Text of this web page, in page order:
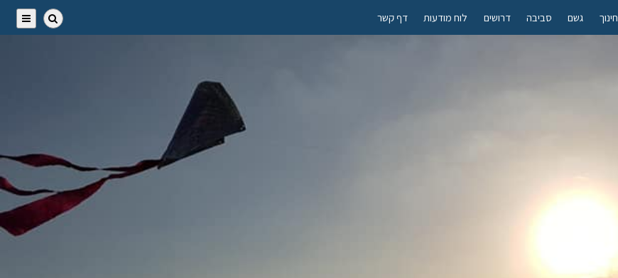
חינוך גשם סביבה דרושים לוח מודעות דף קשר